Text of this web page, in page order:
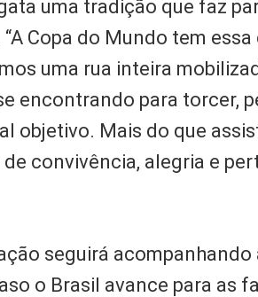
uma tradição que faz
Copa do Mundo tem
uma rua inteira
encontrando para torcer,
objetivo. Mais do que
convivência, alegria e
seguirá
o Brasil avance para as